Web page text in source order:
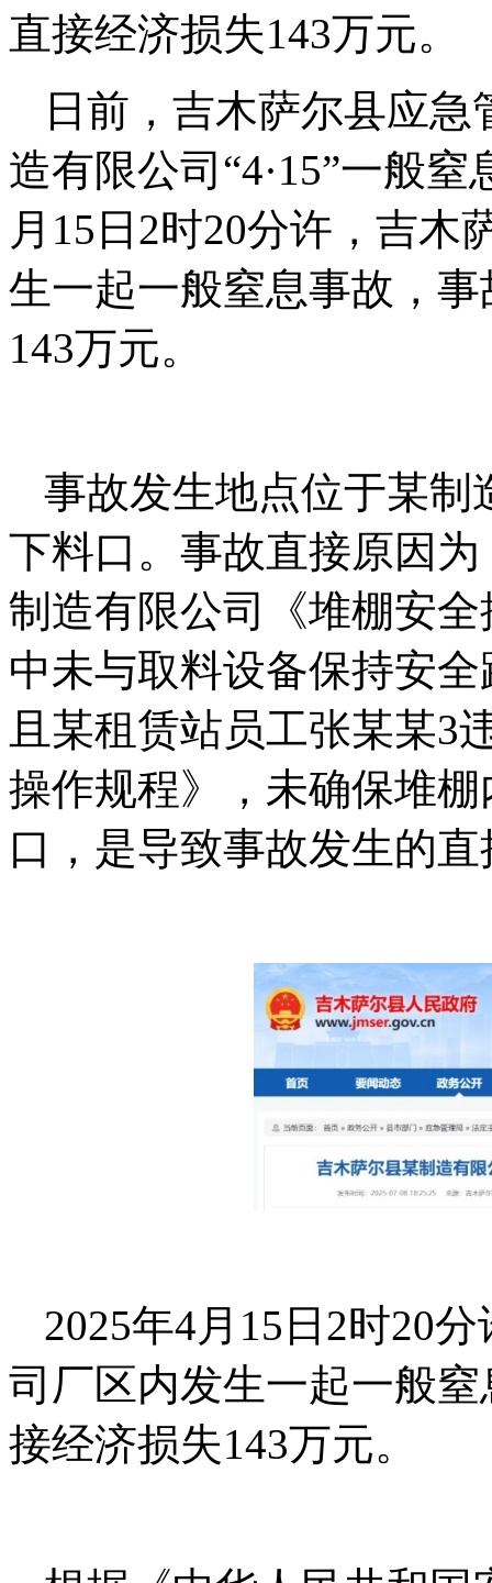
直接经济损失143万元。
日前，吉木萨尔县应
造有限公司“4·15”一般
月15日2时20分许，吉木
生一起一般窒息事故，
143万元。
事故发生地点位于某制
下料口。事故直接原因
制造有限公司《堆棚安
中未与取料设备保持安
且某租赁站员工张某某3
操作规程》，未确保堆
口，是导致事故发生的
2025年4月15日2时20
司厂区内发生一起一般
接经济损失143万元。